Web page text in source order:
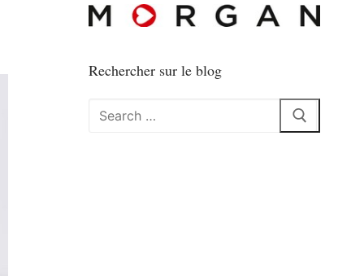
Rechercher sur le blog
Rechercher